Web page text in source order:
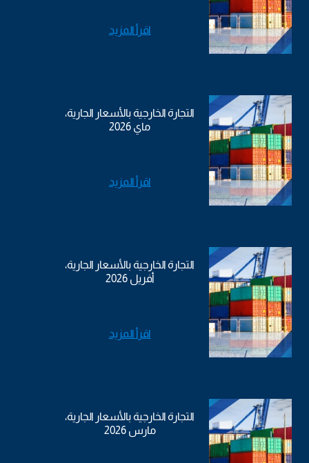
اقرأ المزيد
التجارة الخارجية بالأسعار الجارية،
ماي 2026
اقرأ المزيد
التجارة الخارجية بالأسعار الجارية،
أفريل 2026
اقرأ المزيد
التجارة الخارجية بالأسعار الجارية،
مارس 2026